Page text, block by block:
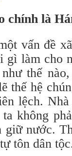
chính là
vấn đề
gì làm cho
thế
thế hệ
lệch.
ta không
giữ nước.
tôn dân